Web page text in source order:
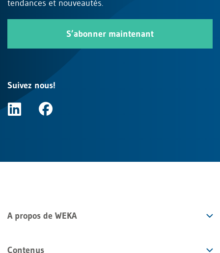
tendances et nouveautés.
S’abonner maintenant
Suivez nous!
A propos de WEKA
Contenus